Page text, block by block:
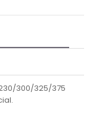
300/325/375